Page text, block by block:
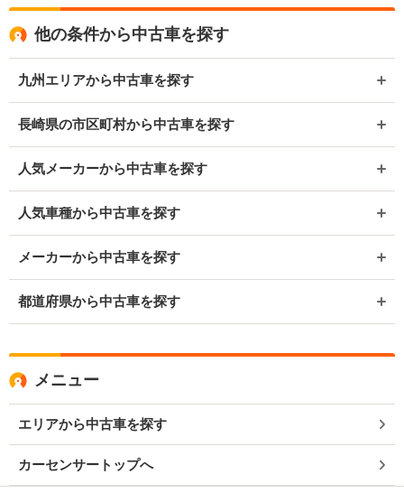
他の条件から中古車を探す
九州エリアから中古車を探す
長崎県の市区町村から中古車を探す
人気メーカーから中古車を探す
人気車種から中古車を探す
メーカーから中古車を探す
都道府県から中古車を探す
メニュー
エリアから中古車を探す
カーセンサートップへ